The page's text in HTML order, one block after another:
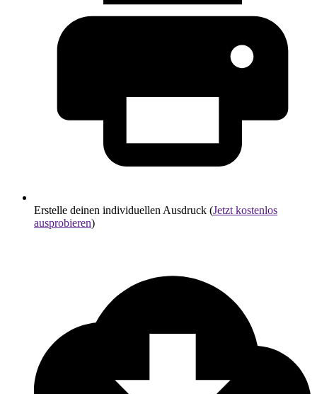
Erstelle deinen individuellen Ausdruck (Jetzt kostenlos
ausprobieren)